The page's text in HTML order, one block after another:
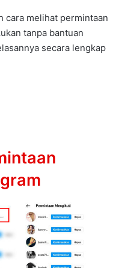
cara melihat permintaan
tanpa bantuan
secara lengkap